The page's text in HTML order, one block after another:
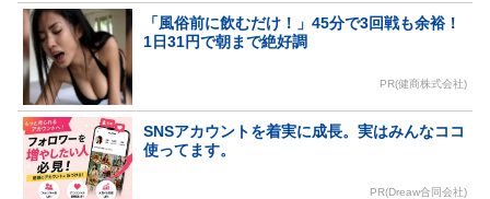
「風俗前に飲むだけ！」45分で3回戦も余裕！
1日31円で朝まで絶好調
PR(健商株式会社)
SNSアカウントを着実に成長。実はみんなココ
使ってます。
PR(Dreaw合同会社)